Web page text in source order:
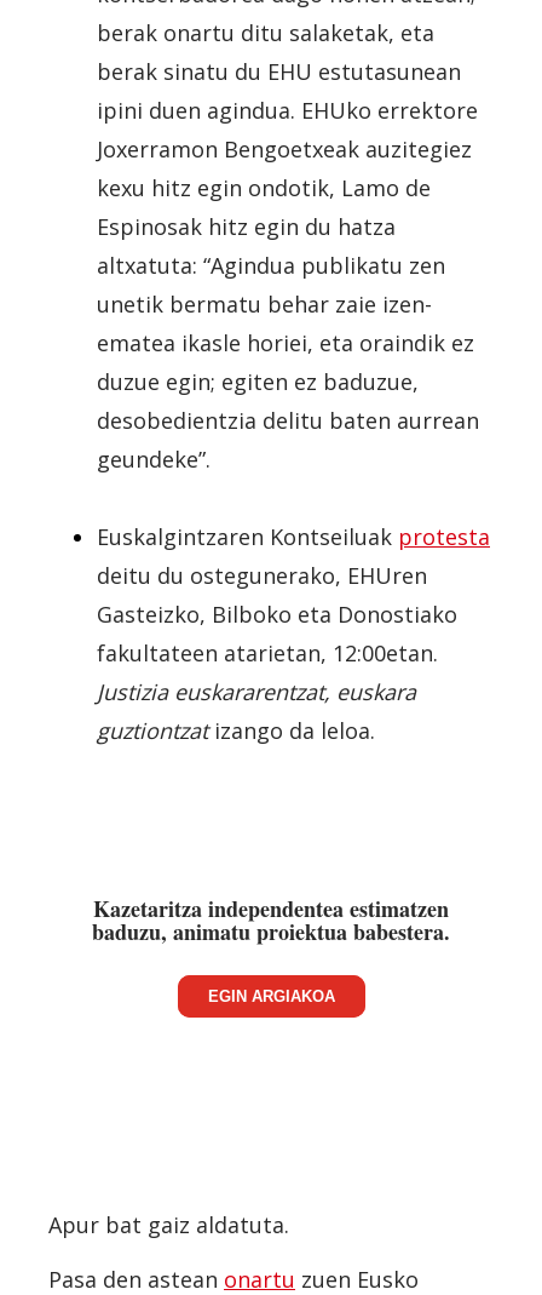
berak onartu ditu salaketak, eta
berak sinatu du EHU estutasunean
ipini duen agindua. EHUko errektore
Joxerramon Bengoetxeak auzitegiez
kexu hitz egin ondotik, Lamo de
Espinosak hitz egin du hatza
altxatuta: “Agindua publikatu zen
unetik bermatu behar zaie izen-
ematea ikasle horiei, eta oraindik ez
duzue egin; egiten ez baduzue,
desobedientzia delitu baten aurrean
geundeke”.
Euskalgintzaren Kontseiluak protesta
deitu du ostegunerako, EHUren
Gasteizko, Bilboko eta Donostiako
fakultateen atarietan, 12:00etan.
Justizia euskararentzat, euskara
guztiontzatizango da leloa.
Kazetaritza independentea estimatzen
baduzu, animatu proiektua babestera.
EGIN ARGIAKOA
Apur bat gaiz aldatuta.
Pasa den astean onartu zuen Eusko